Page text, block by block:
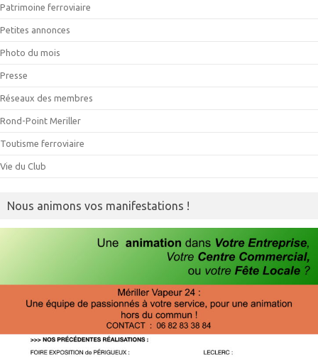
Patrimoine ferroviaire
Petites annonces
Photo du mois
Presse
Réseaux des membres
Rond-Point Meriller
Toutisme ferroviaire
Vie du Club
Nous animons vos manifestations !